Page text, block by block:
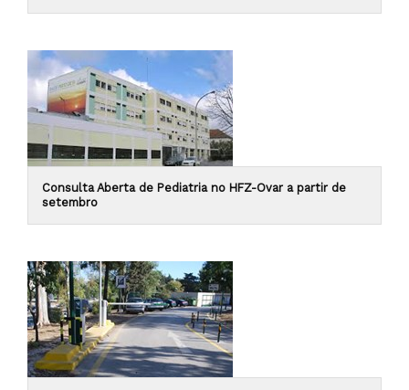
Consulta Aberta de Pediatria no HFZ-Ovar a partir de
setembro